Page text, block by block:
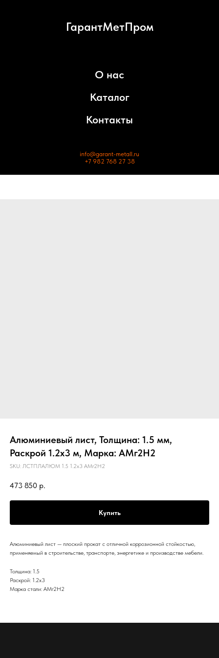
ГарантМетПром
О нас
Каталог
Контакты
info@garant-metall.ru
+7 982 768 27 38
Алюминиевый лист, Толщина: 1.5 мм,
Раскрой 1.2х3 м, Марка: АМг2Н2
SKU: ЛСТПЛАЛЮМ 1.5 1.2х3 АМг2Н2
473 850 р.
Купить
Алюминиевый лист — плоский прокат с отличной коррозионной стойкостью,
применяемый в строительстве, транспорте, энергетике и производстве мебели.
Толщина: 1.5
Раскрой: 1.2х3
Марка стали: АМг2Н2